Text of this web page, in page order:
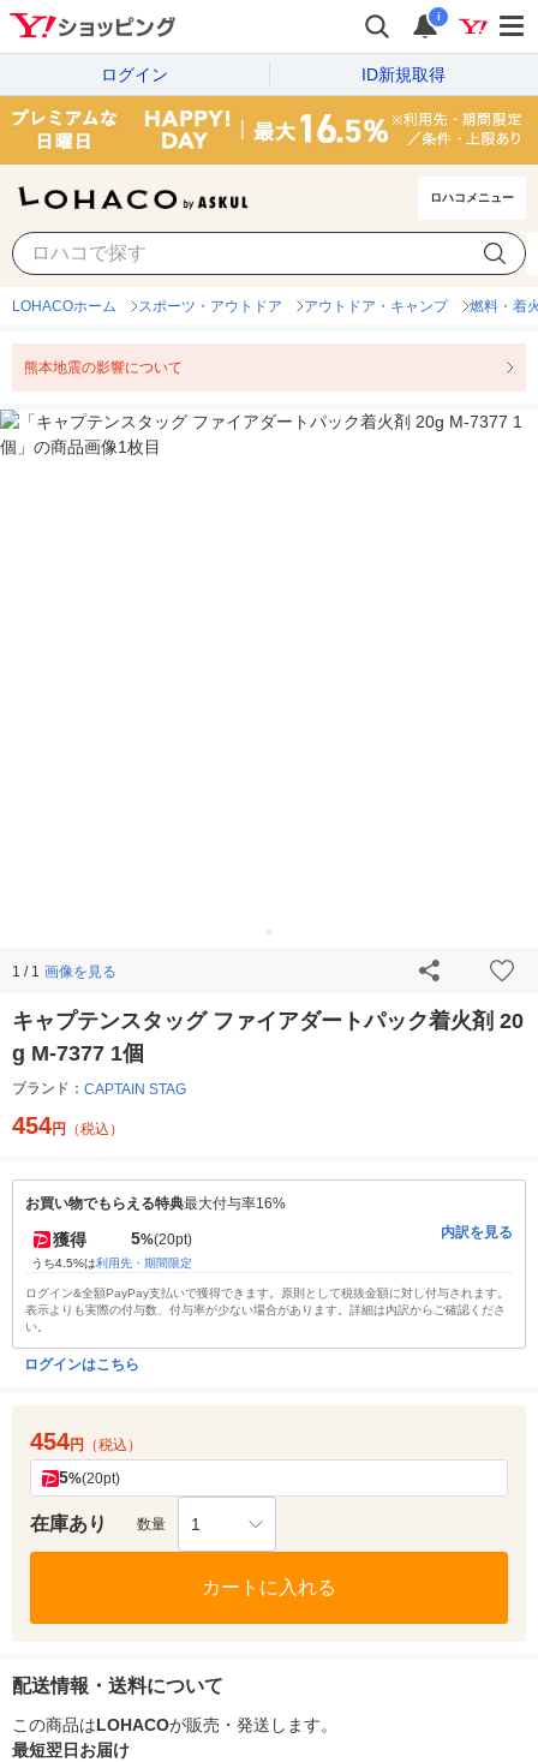
i
ログイン ID新規取得
ロハコメニュー
LOHACOホーム スポーツ・アウトドア アウトドア・キャンプ 燃料・着
熊本地震の影響について
1 / 1 画像を見る
キャプテンスタッグ ファイアダートパック着火剤 20
g M-7377 1個
ブランド： CAPTAIN STAG
454円 （税込）
お買い物でもらえる特典最大付与率16%
獲得 5%(20pt)
うち4.5%は利用先・期間限定
内訳を見る
ログイン&全額PayPay支払いで獲得できます。原則として税抜金額に対し付与されます。
表示よりも実際の付与数、付与率が少ない場合があります。詳細は内訳からご確認くださ
い。
ログインはこちら
454円 （税込）
5%(20pt)
在庫あり 数量 1
カートに入れる
配送情報・送料について
この商品はLOHACOが販売・発送します。
最短翌日お届け